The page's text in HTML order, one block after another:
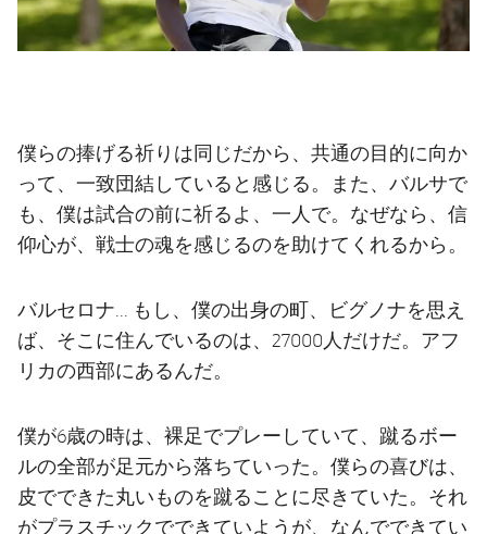
僕らの捧げる祈りは同じだから、共通の目的に向か
って、一致団結していると感じる。また、バルサで
も、僕は試合の前に祈るよ、一人で。なぜなら、信
仰心が、戦士の魂を感じるのを助けてくれるから。
バルセロナ... もし、僕の出身の町、ビグノナを思え
ば、そこに住んでいるのは、27000人だけだ。アフ
リカの西部にあるんだ。
僕が6歳の時は、裸足でプレーしていて、蹴るボー
ルの全部が足元から落ちていった。僕らの喜びは、
皮でできた丸いものを蹴ることに尽きていた。それ
がプラスチックでできていようが、なんでできてい